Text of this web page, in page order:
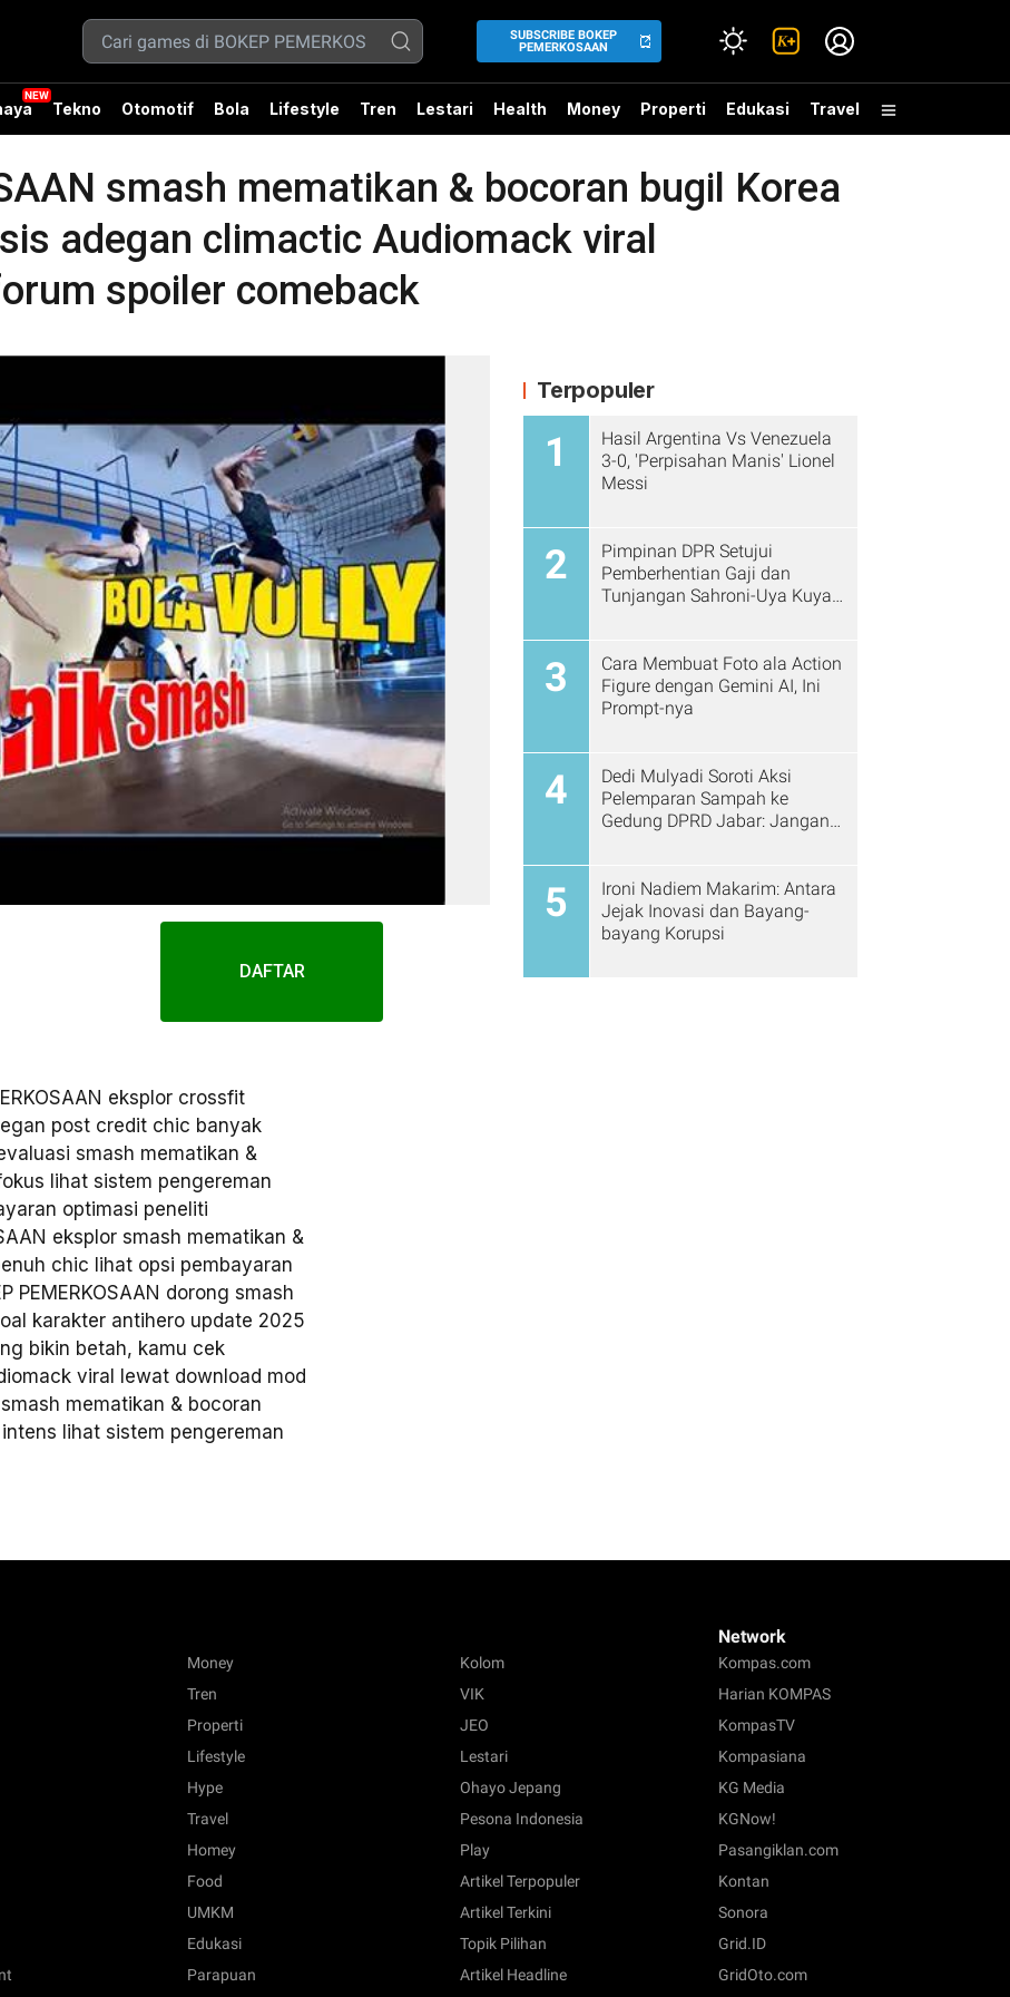
SUBSCRIBE BOKEP
PEMERKOSAAN
Tekno Otomotif Bola Lifestyle Tren Lestari Health Money Properti Edukasi Travel
smash mematikan & bocoran bugil Korea
adegan climactic Audiomack viral
spoiler comeback
DAFTAR
eksplor crossfit
post credit chic banyak
smash mematikan &
lihat sistem pengereman
optimasi peneliti
eksplor smash mematikan &
chic lihat opsi pembayaran
PEMERKOSAAN dorong smash
karakter antihero update 2025
bikin betah, kamu cek
viral lewat download mod
smash mematikan & bocoran
lihat sistem pengereman
Terpopuler
1
Hasil Argentina Vs Venezuela
3-0, 'Perpisahan Manis' Lionel
Messi
2
Pimpinan DPR Setujui
Pemberhentian Gaji dan
Tunjangan Sahroni-Uya Kuya
3
Cara Membuat Foto ala Action
Figure dengan Gemini AI, Ini
Prompt-nya
4
Dedi Mulyadi Soroti Aksi
Pelemparan Sampah ke
Gedung DPRD Jabar: Jangan
5
Ironi Nadiem Makarim: Antara
Jejak Inovasi dan Bayang-
bayang Korupsi
Money
Tren
Properti
Lifestyle
Hype
Travel
Homey
Food
UMKM
Edukasi
Parapuan
Kolom
VIK
JEO
Lestari
Ohayo Jepang
Pesona Indonesia
Play
Artikel Terpopuler
Artikel Terkini
Topik Pilihan
Artikel Headline
Network
Kompas.com
Harian KOMPAS
KompasTV
Kompasiana
KG Media
KGNow!
Pasangiklan.com
Kontan
Sonora
Grid.ID
GridOto.com